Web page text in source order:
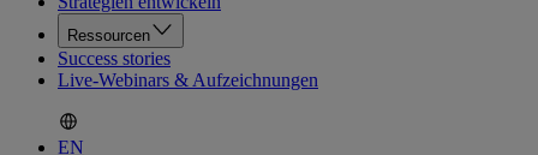
Ressourcen
Success stories
Live-Webinars & Aufzeichnungen
EN